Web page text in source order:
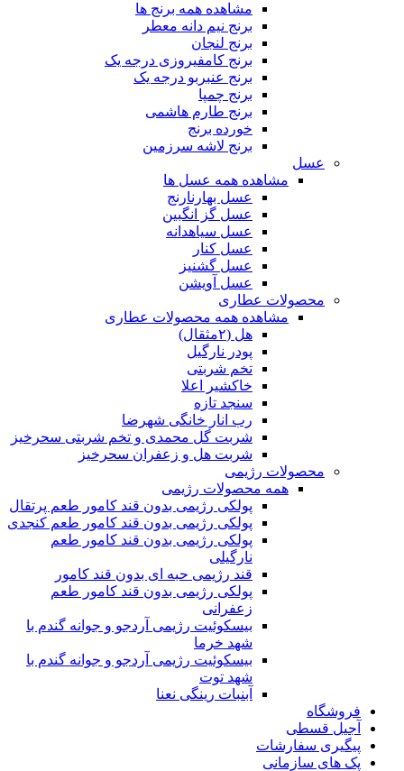
مشاهده همه برنج ها
برنج نیم دانه معطر
برنج لنجان
برنج کامفیروزی درجه یک
برنج عنبربو درجه یک
برنج چمپا
برنج طارم هاشمی
خورده برنج
برنج لاشه سرزمین
عسل
مشاهده همه عسل ها
عسل بهارنارنج
عسل گز انگبین
عسل سیاهدانه
عسل کنار
عسل گشنیز
عسل آویشن
محصولات عطاری
مشاهده همه محصولات عطاری
هل (۲مثقال)
پودر نارگیل
تخم شربتی
خاکشیر اعلا
سنجد تازه
رب انار خانگی شهرضا
شربت گل محمدی و تخم شربتی سحرخیز
شربت هل و زعفران سحرخیز
محصولات رژیمی
همه محصولات رژیمی
پولکی رژیمی بدون قند کامور طعم پرتقال
پولکی رژیمی بدون قند کامور طعم کنجدی
پولکی رژیمی بدون قند کامور طعم
نارگیلی
قند رژیمی حبه ای بدون قند کامور
پولکی رژیمی بدون قند کامور طعم
زعفرانی
بيسکوئيت رژیمی آردجو و جوانه گندم با
شهد خرما
بيسکوئيت رژیمی آردجو و جوانه گندم با
شهد توت
آبنبات رینگی نعنا
فروشگاه
آجیل قسطی
پیگیری سفارشات
پک های سازمانی